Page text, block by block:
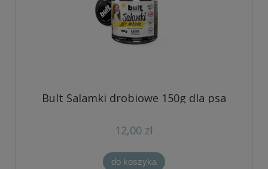
Bult Salamki drobiowe 150g dla psa
12,00 zł
do koszyka